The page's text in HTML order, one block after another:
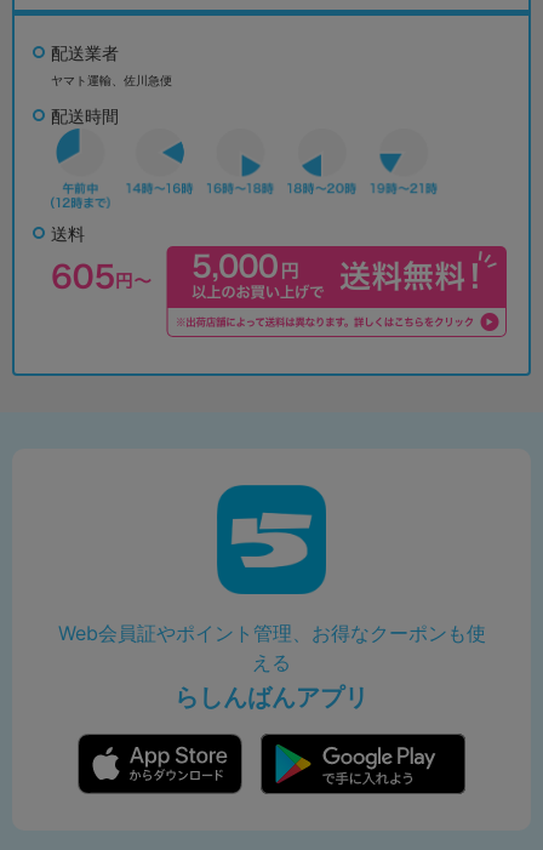
配送業者
ヤマト運輸、佐川急便
配送時間
送料
Web会員証やポイント管理、お得なクーポンも使
える
らしんばんアプリ